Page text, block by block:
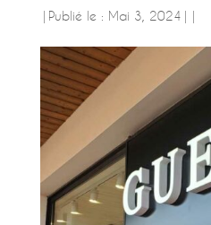
| Publié le : Mai 3, 2024 | |